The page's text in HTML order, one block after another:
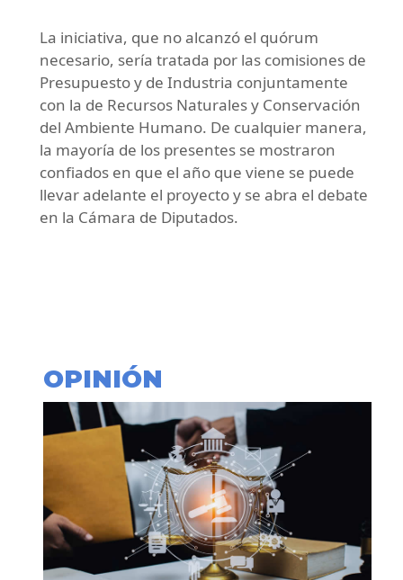
La iniciativa, que no alcanzó el quórum
necesario, sería tratada por las comisiones de
Presupuesto y de Industria conjuntamente
con la de Recursos Naturales y Conservación
del Ambiente Humano. De cualquier manera,
la mayoría de los presentes se mostraron
confiados en que el año que viene se puede
llevar adelante el proyecto y se abra el debate
en la Cámara de Diputados.
OPINIÓN